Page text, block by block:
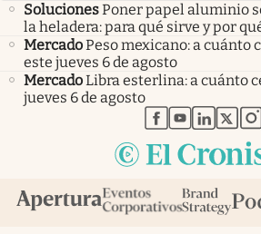
SolucionesPoner papel aluminio
la heladera: para qué sirve y por
MercadoPeso mexicano: a cuánto
este jueves 6 de agosto
MercadoLibra esterlina: a cuánto
jueves 6 de agosto
abre en nueva
abre en
abre